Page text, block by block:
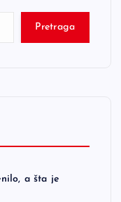
Pretraga
a šta je